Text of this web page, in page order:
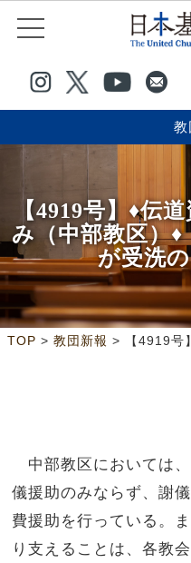
教
【4919号】♦伝
み（中部教区）
が受洗
TOP > 教団新報 >
中部教区においては
儀援助のみならず、謝
費援助を行っている。
り支えることは、各教